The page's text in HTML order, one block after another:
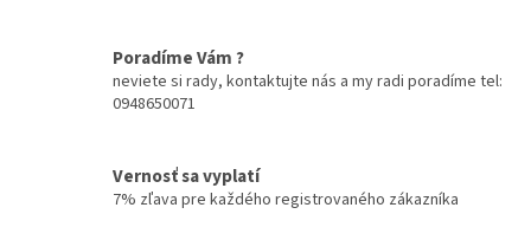
Poradíme Vám ?
neviete si rady, kontaktujte nás a my radi poradíme tel:
0948650071
Vernosť sa vyplatí
7% zľava pre každého registrovaného zákazníka